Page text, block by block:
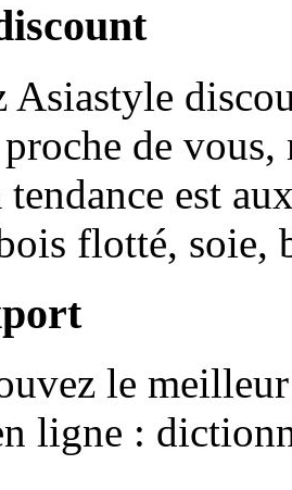
Asiastyle
de
est
flotté, soie,
le
ligne :